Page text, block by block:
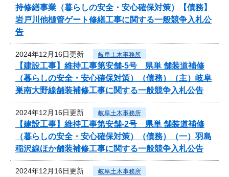
持修繕事業（暮らしの安全・安心確保対策）【債務】
岩戸川他樋管ゲート修繕工事に関する一般競争入札公
告
2024年12月16日更新 岐阜土木事務所
【建設工事】維持工事第安舗-5号 県単 舗装道補修
（暮らしの安全・安心確保対策）（債務）（主）岐阜
巣南大野線舗装補修工事に関する一般競争入札公告
2024年12月16日更新 岐阜土木事務所
【建設工事】維持工事第安舗-2号 県単 舗装道補修
（暮らしの安全・安心確保対策）（債務）（一）羽島
稲沢線ほか舗装補修工事に関する一般競争入札公告
2024年12月16日更新 岐阜土木事務所